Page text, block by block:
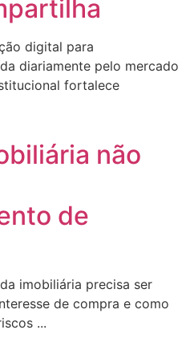
digital para
diariamente pelo mercado
fortalece
não
de
imobiliária precisa ser
de compra e como
...